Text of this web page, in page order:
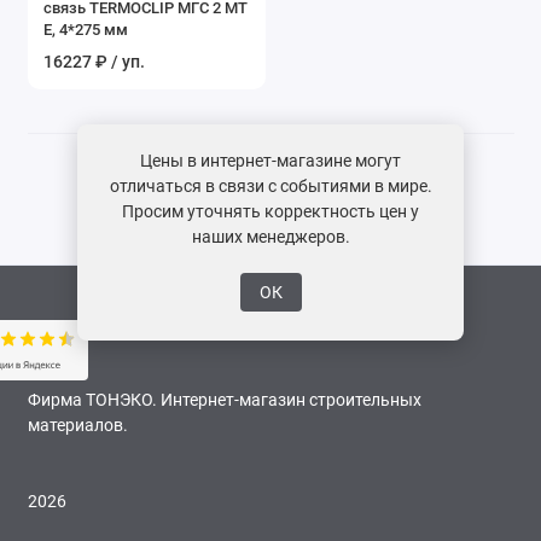
Показать все
связь TERMOCLIP МГС 2 MT
E, 4*275 мм
16227 ₽ / уп.
Фирма ТОНЭКО. Интернет-магазин строительных
материалов.
2026
Цены в интернет-магазине могут
отличаться в связи с событиями в мире.
Просим уточнять корректность цен у
наших менеджеров.
ОК